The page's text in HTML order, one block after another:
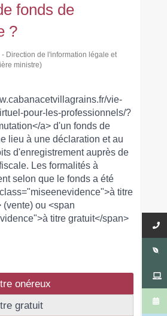
fonds de
?
Direction de l'information légale et
ministre)
vie-
pour-les-professionnels/?
a> d'un fonds de
lieu à une déclaration et au
d'enregistrement auprès de
Les formalités à
selon que le fonds a été
titre
ou <span
titre gratuit</span>
onéreux
gratuit